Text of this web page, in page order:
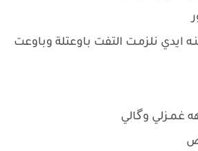
ايدي نلزمـت التفت باوعتلة وباوعت
غمـزلي وگالي